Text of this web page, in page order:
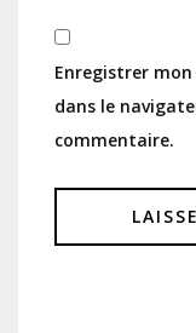
Enregistrer
dans le
commentaire.